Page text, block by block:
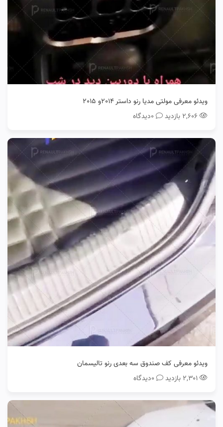
ویدئو معرفی مولتی مدیا رنو داستر 2014و 2015
۲,۶۰۶ بازدید
0دیدگاه
ویدئو معرفی کف صندوق سه بعدی رنو تالیسمان
۲,۳۰۱ بازدید
0دیدگاه